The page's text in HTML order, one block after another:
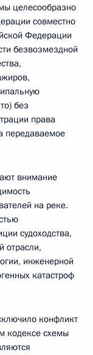
целесообразно
совместно
Федерации
безвозмездной
без
права
передаваемое
внимание
на реке.
судоходства,
отрасли,
инженерной
катастроф
конфликт
кодексе схемы